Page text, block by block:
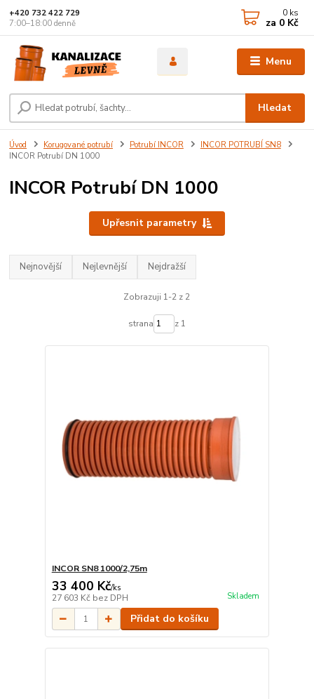
Menu
Hledat
+420 732 422 729
7:00–18:00 denně
0 ks
za 0 Kč
Úvod Korugované potrubí Potrubí INCOR
INCOR POTRUBÍ SN8
INCOR Potrubí DN 1000
INCOR Potrubí DN 1000
Upřesnit parametry
Nejnovější Nejlevnější Nejdražší
Zobrazuji 1-2 z 2
strana z 1
INCOR SN8 1000/2,75m
33 400 Kč/ks
27 603 Kč bez DPH Skladem
Přidat do košíku